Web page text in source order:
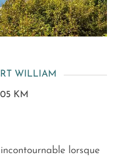
WILLIAM
KM
lorsque